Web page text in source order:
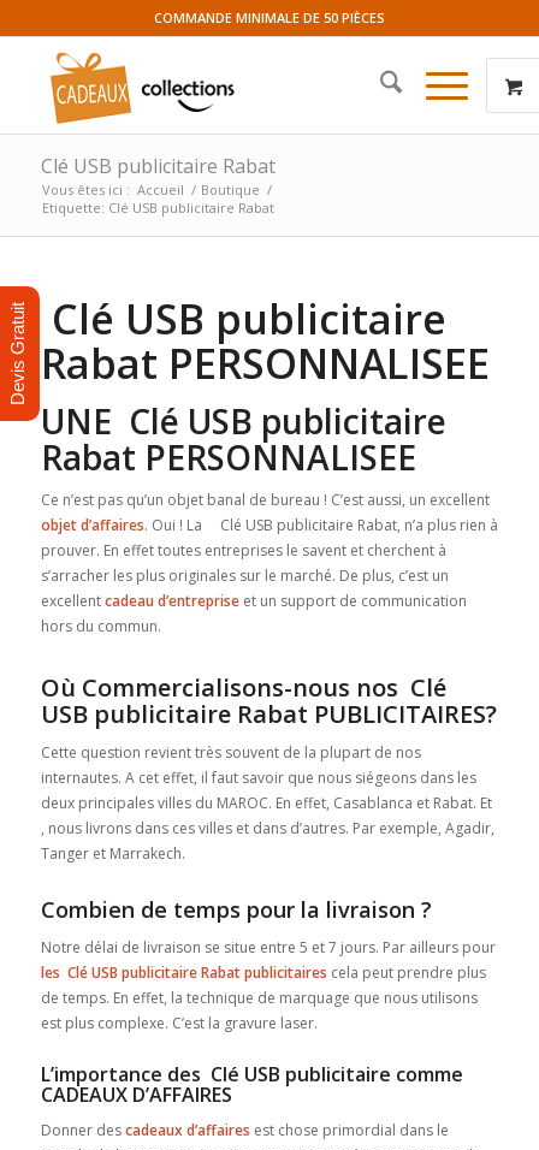
COMMANDE MINIMALE DE 50 PIÈCES
Clé USB publicitaire Rabat
Vous êtes ici : Accueil / Boutique /
Etiquette: Clé USB publicitaire Rabat
Clé USB publicitaire
Rabat PERSONNALISEE
UNE Clé USB publicitaire
Rabat PERSONNALISEE
Ce n’est pas qu’un objet banal de bureau ! C’est aussi, un excellent
objet d’affaires. Oui ! La Clé USB publicitaire Rabat, n’a plus rien à
prouver. En effet toutes entreprises le savent et cherchent à
s’arracher les plus originales sur le marché. De plus, c’est un
excellentcadeau d’entrepriseet un support de communication
hors du commun.
Où Commercialisons-nous nos Clé
USB publicitaire Rabat PUBLICITAIRES?
Cette question revient très souvent de la plupart de nos
internautes. A cet effet, il faut savoir que nous siégeons dans les
deux principales villes du MAROC. En effet, Casablanca et Rabat. Et
, nous livrons dans ces villes et dans d’autres. Par exemple, Agadir,
Tanger et Marrakech.
Combien de temps pour la livraison ?
Notre délai de livraison se situe entre 5 et 7 jours. Par ailleurs pour
les Clé USB publicitaire Rabat publicitaires cela peut prendre plus
de temps. En effet, la technique de marquage que nous utilisons
est plus complexe. C’est la gravure laser.
L’importance des Clé USB publicitaire comme
CADEAUX D’AFFAIRES
Donner descadeaux d’affaires est chose primordial dans le
Devis Gratuit